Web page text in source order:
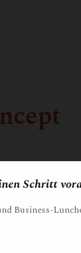
Schritt
Business-